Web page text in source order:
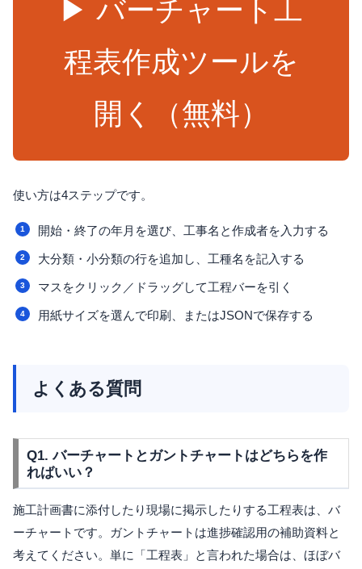
▶ バーチャート工
程表作成ツールを
開く（無料）
使い方は4ステップです。
開始・終了の年月を選び、工事名と作成者を入力する
大分類・小分類の行を追加し、工種名を記入する
マスをクリック／ドラッグして工程バーを引く
用紙サイズを選んで印刷、またはJSONで保存する
よくある質問
Q1. バーチャートとガントチャートはどちらを作
ればいい？
施工計画書に添付したり現場に掲示したりする工程表は、バ
ーチャートです。ガントチャートは進捗確認用の補助資料と
考えてください。単に「工程表」と言われた場合は、ほぼバ